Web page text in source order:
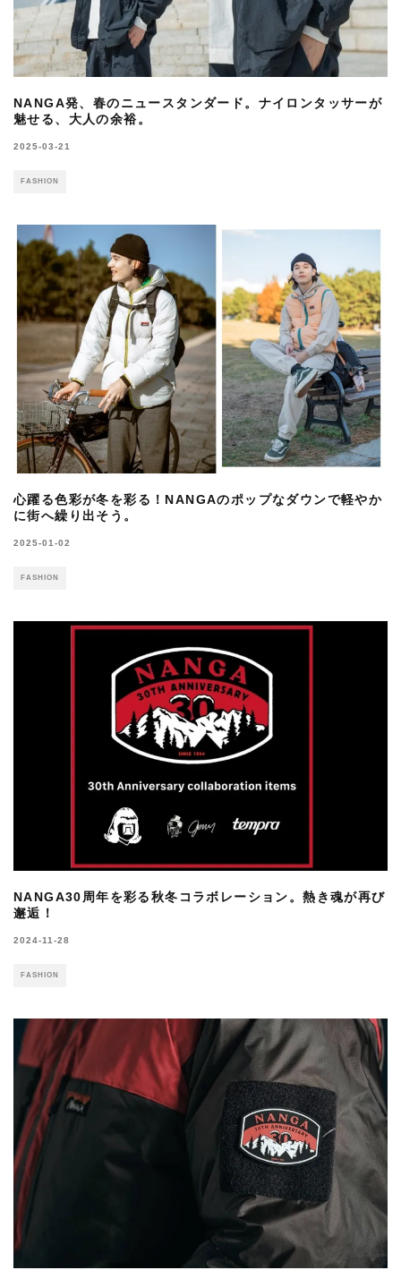
NANGA発、春のニュースタンダード。ナイロンタッサーが
魅せる、大人の余裕。
2025-03-21
FASHION
心躍る色彩が冬を彩る！NANGAのポップなダウンで軽やか
に街へ繰り出そう。
2025-01-02
FASHION
NANGA30周年を彩る秋冬コラボレーション。熱き魂が再び
邂逅！
2024-11-28
FASHION